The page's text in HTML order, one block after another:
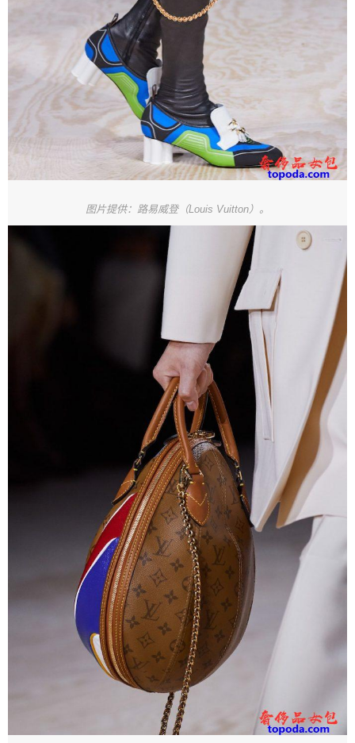
图片提供：路易威登（Louis Vuitton）。